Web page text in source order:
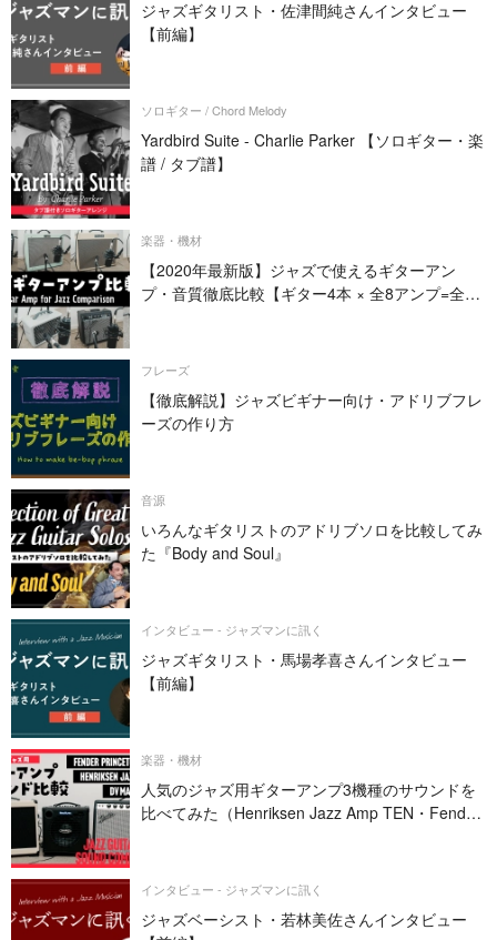
ジャズギタリスト・佐津間純さんインタビュー
【前編】
ソロギター / Chord Melody
Yardbird Suite - Charlie Parker 【ソロギター・楽
譜 / タブ譜】
楽器・機材
【2020年最新版】ジャズで使えるギターアン
プ・音質徹底比較【ギター4本 × 全8アンプ=全32
フレーズ
【徹底解説】ジャズビギナー向け・アドリブフレ
ーズの作り方
音源
いろんなギタリストのアドリブソロを比較してみ
た『Body and Soul』
インタビュー - ジャズマンに訊く
ジャズギタリスト・馬場孝喜さんインタビュー
【前編】
楽器・機材
人気のジャズ用ギターアンプ3機種のサウンドを
比べてみた（Henriksen Jazz Amp TEN・Fender
インタビュー - ジャズマンに訊く
ジャズベーシスト・若林美佐さんインタビュー